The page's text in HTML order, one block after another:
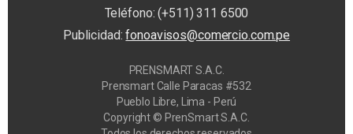
Teléfono: (+511) 311 6500
Publicidad:fonoavisos@comercio.com.pe
PRENSMART S.A.C.
Prensmart Calle Paracas #532
Pueblo Libre, Lima - Perú
Copyright © PrenSmart S.A.C.